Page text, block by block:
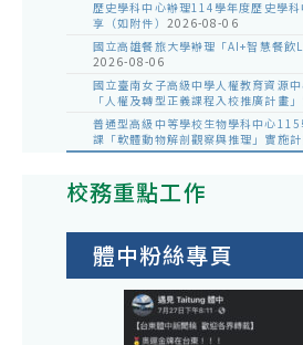
歷史學科中心辦理114學年度歷史學
享（如附件） 2026-08-06
國立高雄餐旅大學辦理「AI+智慧餐飲
2026-08-06
國立臺南女子高級中學人權教育資源
「人權及轉型正義課程入校推廣計畫
普通型高級中等學校生物學科中心
課「軟體動物解剖觀察與推理」實施
校務重點工作
體中粉絲專頁